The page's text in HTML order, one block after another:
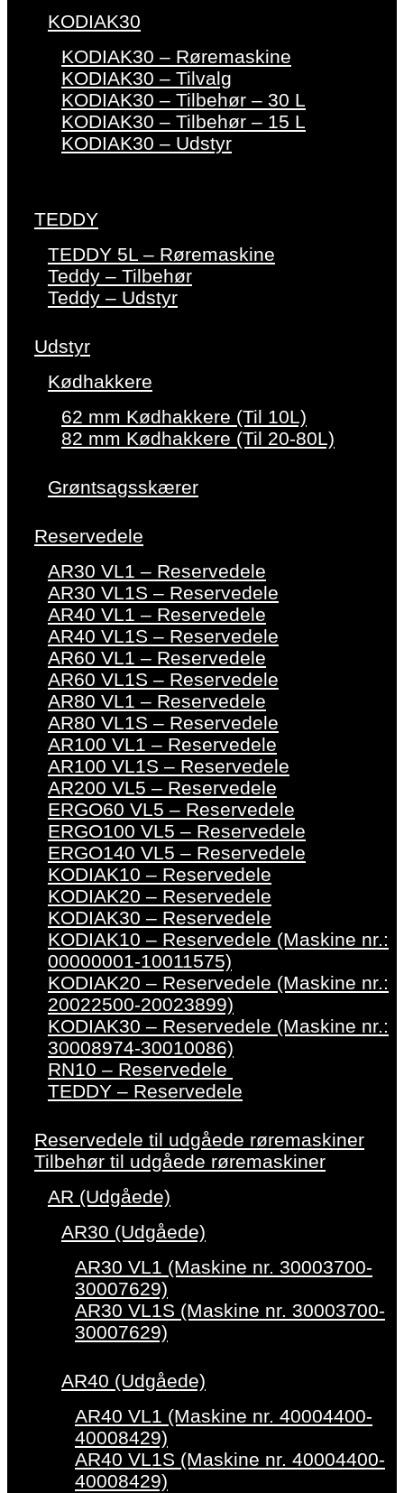
KODIAK30
KODIAK30 – Røremaskine
KODIAK30 – Tilvalg
KODIAK30 – Tilbehør – 30 L
KODIAK30 – Tilbehør – 15 L
KODIAK30 – Udstyr
TEDDY
TEDDY 5L – Røremaskine
Teddy – Tilbehør
Teddy – Udstyr
Udstyr
Kødhakkere
62 mm Kødhakkere (Til 10L)
82 mm Kødhakkere (Til 20-80L)
Grøntsagsskærer
Reservedele
AR30 VL1 – Reservedele
AR30 VL1S – Reservedele
AR40 VL1 – Reservedele
AR40 VL1S – Reservedele
AR60 VL1 – Reservedele
AR60 VL1S – Reservedele
AR80 VL1 – Reservedele
AR80 VL1S – Reservedele
AR100 VL1 – Reservedele
AR100 VL1S – Reservedele
AR200 VL5 – Reservedele
ERGO60 VL5 – Reservedele
ERGO100 VL5 – Reservedele
ERGO140 VL5 – Reservedele
KODIAK10 – Reservedele
KODIAK20 – Reservedele
KODIAK30 – Reservedele
KODIAK10 – Reservedele (Maskine nr.:
00000001-10011575)
KODIAK20 – Reservedele (Maskine nr.:
20022500-20023899)
KODIAK30 – Reservedele (Maskine nr.:
30008974-30010086)
RN10 – Reservedele
TEDDY – Reservedele
Reservedele til udgåede røremaskiner
Tilbehør til udgåede røremaskiner
AR (Udgåede)
AR30 (Udgåede)
AR30 VL1 (Maskine nr. 30003700-
30007629)
AR30 VL1S (Maskine nr. 30003700-
30007629)
AR40 (Udgåede)
AR40 VL1 (Maskine nr. 40004400-
40008429)
AR40 VL1S (Maskine nr. 40004400-
40008429)